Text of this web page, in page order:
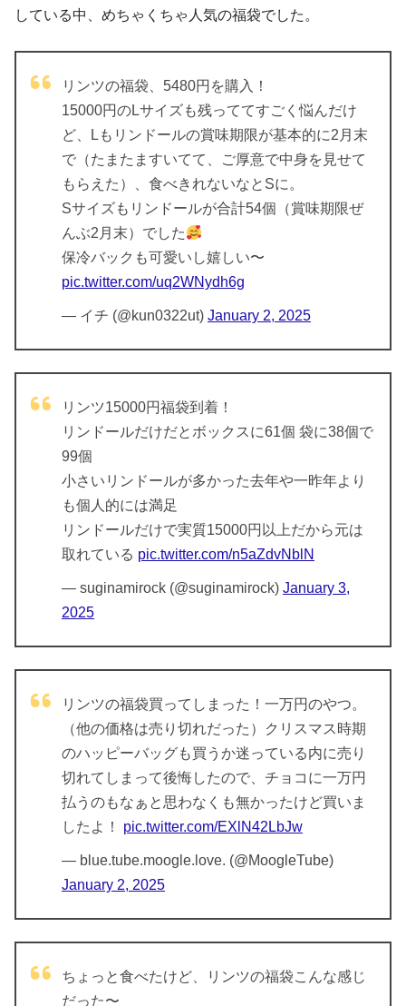
している中、めちゃくちゃ人気の福袋でした。
リンツの福袋、5480円を購入！
15000円のLサイズも残っててすごく悩んだけ
ど、Lもリンドールの賞味期限が基本的に2月末
で（たまたますいてて、ご厚意で中身を見せて
もらえた）、食べきれないなとSに。
Sサイズもリンドールが合計54個（賞味期限ぜ
んぶ2月末）でした
保冷バックも可愛いし嬉しい〜
pic.twitter.com/uq2WNydh6g
— イチ (@kun0322ut) January 2, 2025
リンツ15000円福袋到着！
リンドールだけだとボックスに61個 袋に38個で
99個
小さいリンドールが多かった去年や一昨年より
も個人的には満足
リンドールだけで実質15000円以上だから元は
取れている pic.twitter.com/n5aZdvNblN
— suginamirock (@suginamirock) January 3,
2025
リンツの福袋買ってしまった！一万円のやつ。
（他の価格は売り切れだった）クリスマス時期
のハッピーバッグも買うか迷っている内に売り
切れてしまって後悔したので、チョコに一万円
払うのもなぁと思わなくも無かったけど買いま
したよ！ pic.twitter.com/EXlN42LbJw
— blue.tube.moogle.love. (@MoogleTube)
January 2, 2025
ちょっと食べたけど、リンツの福袋こんな感じ
だった〜